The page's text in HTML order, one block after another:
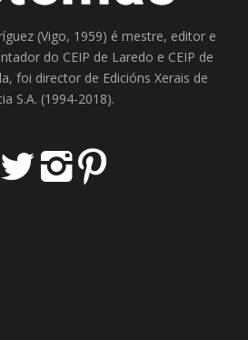
(Vigo, 1959) é mestre, editor e
do CEIP de Laredo e CEIP de
foi director de Edicións Xerais de
S.A. (1994-2018).